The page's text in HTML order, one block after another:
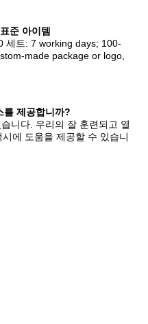
준 아이템
세트: 7 working days; 100-
made package or logo,
를 제공합니까?
니다. 우리의 잘 훈련되고 열
에 도움을 제공할 수 있습니